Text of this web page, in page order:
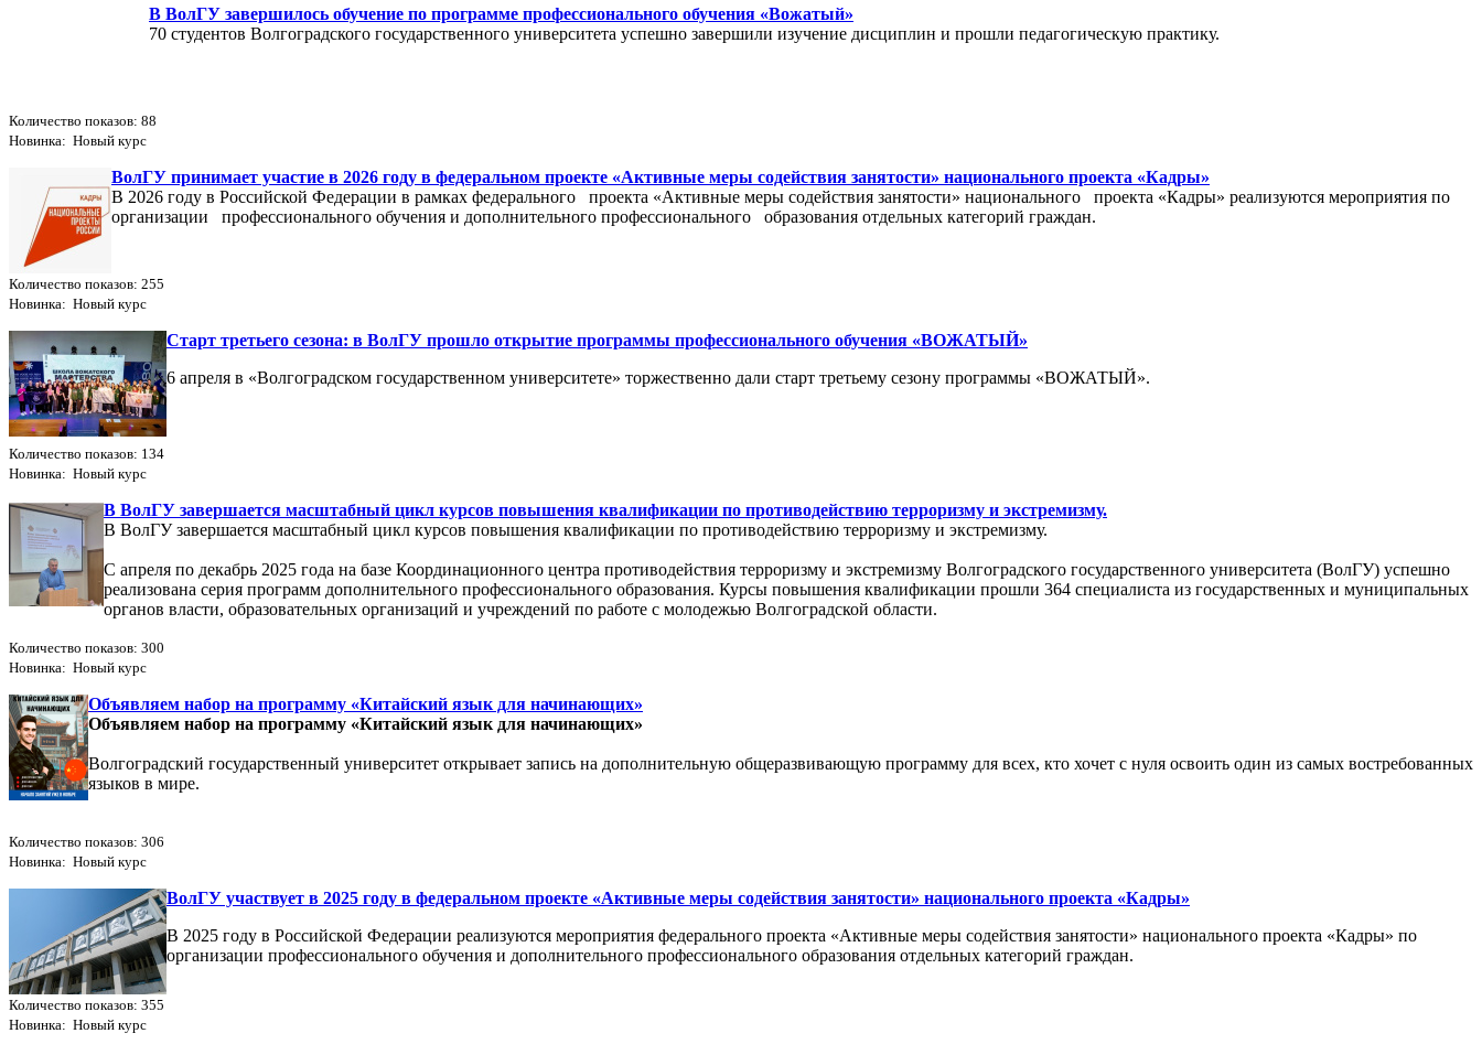
В ВолГУ завершилось обучение по программе профессионального обучения «Вожатый»
70 студентов Волгоградского государственного университета успешно завершили изучение дисциплин и прошли педагогическую практику.
Количество показов: 88
Новинка: Новый курс
ВолГУ принимает участие в 2026 году в федеральном проекте «Активные меры содействия занятости» национального проекта «Кадры»
В 2026 году в Российской Федерации в рамках федерального проекта «Активные меры содействия занятости» национального проекта «Кадры» реализуются мероприятия по
организации профессионального обучения и дополнительного профессионального образования отдельных категорий граждан.
Количество показов: 255
Новинка: Новый курс
Старт третьего сезона: в ВолГУ прошло открытие программы профессионального обучения «ВОЖАТЫЙ»
6 апреля в «Волгоградском государственном университете» торжественно дали старт третьему сезону программы «ВОЖАТЫЙ».
Количество показов: 134
Новинка: Новый курс
В ВолГУ завершается масштабный цикл курсов повышения квалификации по противодействию терроризму и экстремизму.
В ВолГУ завершается масштабный цикл курсов повышения квалификации по противодействию терроризму и экстремизму.
С апреля по декабрь 2025 года на базе Координационного центра противодействия терроризму и экстремизму Волгоградского государственного университета (ВолГУ) успешно
реализована серия программ дополнительного профессионального образования. Курсы повышения квалификации прошли 364 специалиста из государственных и муниципальных
органов власти, образовательных организаций и учреждений по работе с молодежью Волгоградской области.
Количество показов: 300
Новинка: Новый курс
Объявляем набор на программу «Китайский язык для начинающих»
Объявляем набор на программу «Китайский язык для начинающих»
Волгоградский государственный университет открывает запись на дополнительную общеразвивающую программу для всех, кто хочет с нуля освоить один из самых востребованных
языков в мире.
Количество показов: 306
Новинка: Новый курс
ВолГУ участвует в 2025 году в федеральном проекте «Активные меры содействия занятости» национального проекта «Кадры»
В 2025 году в Российской Федерации реализуются мероприятия федерального проекта «Активные меры содействия занятости» национального проекта «Кадры» по
организации профессионального обучения и дополнительного профессионального образования отдельных категорий граждан.
Количество показов: 355
Новинка: Новый курс